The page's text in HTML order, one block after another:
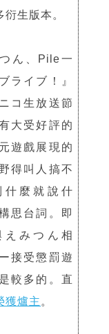
生版本。
ん、Pile一
ライブ！』
コ生放送節
大受好評的
遊戲展現的
得叫人搞不
什麼就說什
思台詞。即
えみつん相
接受懲罰遊
較多的。直
獲爐主 。